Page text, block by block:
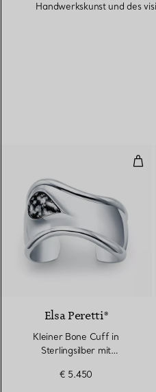
Handwerkskunst und des
Elsa Peretti®
Kleiner Bone Cuff in
Sterlingsilber mit
€ 5.450